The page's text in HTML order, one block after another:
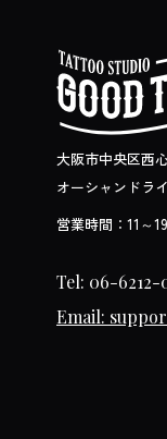
大阪市中央区西
オーシャンドラ
営業時間：11～
Tel: 06-6212-
Email: